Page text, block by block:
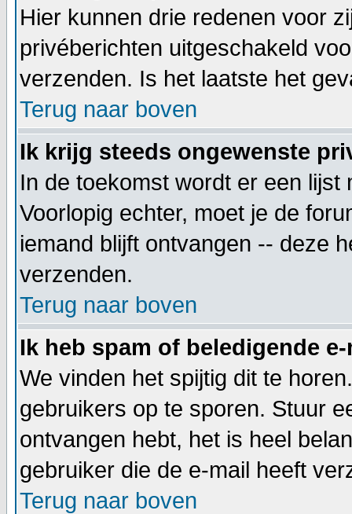
Hier kunnen drie redenen voor
privéberichten uitgeschakeld
verzenden. Is het laatste het
Terug naar boven
Ik krijg steeds ongewenste
In de toekomst wordt er een
Voorlopig echter, moet je de
iemand blijft ontvangen -- deze
verzenden.
Terug naar boven
Ik heb spam of beledigende
We vinden het spijtig dit te
gebruikers op te sporen. Stuur
ontvangen hebt, het is heel
gebruiker die de e-mail heeft
Terug naar boven